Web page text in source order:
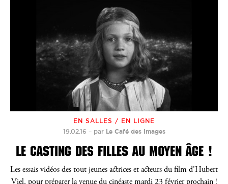
EN SALLES / EN LIGNE
19.02.16 – par Le Café des Images
LE CASTING DES FILLES AU MOYEN ÂGE !
Les essais vidéos des tout jeunes actrices et acteurs du film d'Hubert
Viel, pour préparer la venue du cinéaste mardi 23 février prochain !